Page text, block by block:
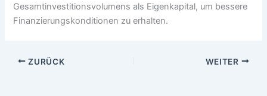
Gesamtinvestitionsvolumens als Eigenkapital, um bessere
Finanzierungskonditionen zu erhalten.
ZURÜCK WEITER